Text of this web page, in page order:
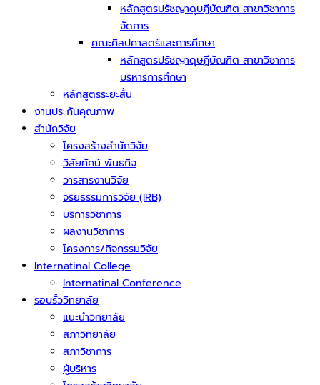
หลักสูตรปรัชญาดุษฎีบัณฑิต สาขาวิชาการ
จัดการ
คณะศิลปศาสตร์และการศึกษา
หลักสูตรปรัชญาดุษฎีบัณฑิต สาขาวิชาการ
บริหารการศึกษา
หลักสูตรระยะสั้น
งานประกันคุณภาพ
สำนักวิจัย
โครงสร้างสำนักวิจัย
วิสัยทัศน์ พันธกิจ
วารสารงานวิจัย
จริยธรรมการวิจัย (IRB)
บริการวิชาการ
ผลงานวิชาการ
โครงการ/กิจกรรมวิจัย
Internatinal College
Internatinal Conference
รอบรั้ววิทยาลัย
แนะนำวิทยาลัย
สภาวิทยาลัย
สภาวิชาการ
ผู้บริหาร